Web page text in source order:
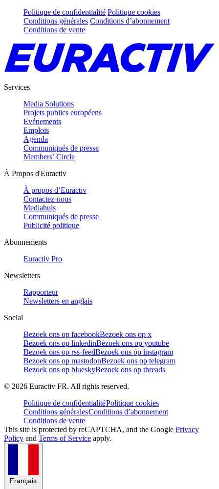
Politique de confidentialité Politique cookies
Conditions générales Conditions d’abonnement
Conditions de vente
Services
Media Solutions
Projets publics européens
Evénements
Emplois
Agenda
Communiqués de presse
Members’ Circle
À Propos d'Euractiv
À propos d’Euractiv
Contactez-nous
Mediahuis
Communiqués de presse
Publicité politique
Abonnements
Euractiv Pro
Newsletters
Rapporteur
Newsletters en anglais
Social
Bezoek ons op facebookBezoek ons op x
Bezoek ons op linkedinBezoek ons op youtube
Bezoek ons op rss-feedBezoek ons op instagram
Bezoek ons op mastodonBezoek ons op telegram
Bezoek ons op blueskyBezoek ons op threads
© 2026 Euractiv FR. All rights reserved.
Politique de confidentialitéPolitique cookies
Conditions généralesConditions d’abonnement
Conditions de vente
This site is protected by reCAPTCHA, and the Google Privacy
Policy and Terms of Service apply.
Français